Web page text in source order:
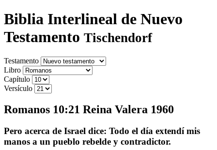
Biblia Interlineal de Nuevo
Testamento Tischendorf
Testamento
Libro
Capítulo
Versículo
Romanos 10:21 Reina Valera 1960
Pero acerca de Israel dice: Todo el día extendí mis
manos a un pueblo rebelde y contradictor.